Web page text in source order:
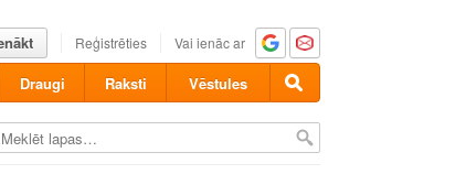
Reģistrēties Vai ienāc ar
Draugi Raksti Vēstules